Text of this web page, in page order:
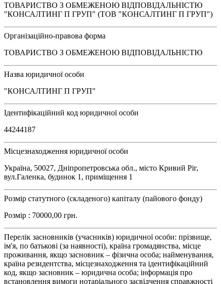
ТОВАРИСТВО З ОБМЕЖЕНОЮ ВІДПОВІДАЛЬНІСТЮ
"КОНСАЛТИНГ П ГРУП" (ТОВ "КОНСАЛТИНГ П ГРУП")
Організаційно-правова форма
ТОВАРИСТВО З ОБМЕЖЕНОЮ ВІДПОВІДАЛЬНІСТЮ
Назва юридичної особи
"КОНСАЛТИНГ П ГРУП"
Ідентифікаційний код юридичної особи
44244187
Місцезнаходження юридичної особи
Україна, 50027, Дніпропетровська обл., місто Кривий Ріг,
вул.Галенка, будинок 1, приміщення 1
Розмір статутного (складеного) капіталу (пайового фонду)
Розмір : 70000,00 грн.
Перелік засновників (учасників) юридичної особи: прізвище,
ім'я, по батькові (за наявності), країна громадянства, місце
проживання, якщо засновник – фізична особа; найменування,
країна резидентства, місцезнаходження та ідентифікаційний
код, якщо засновник – юридична особа; інформація про
встановлення вимоги нотаріального засвідчення справжності